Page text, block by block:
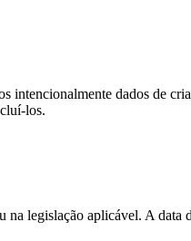
intencionalmente dados de
los.
legislação aplicável. A